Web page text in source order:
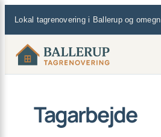
indhold
Lokal tagrenovering i Ballerup og omegn
Tagarbejde